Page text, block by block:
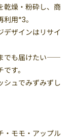
乾燥・粉砕し、商
用*3。
デザインはリサイ
でも届けたい――
す。
シュでみずみずし
・モモ・アップル